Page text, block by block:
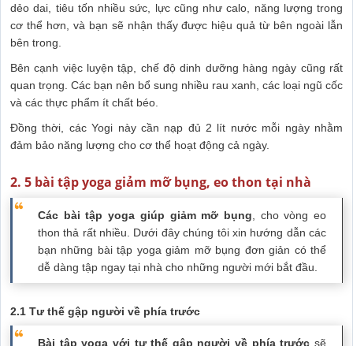
dẻo dai, tiêu tốn nhiều sức, lực cũng như calo, năng lượng trong
cơ thể hơn, và bạn sẽ nhận thấy được hiệu quả từ bên ngoài lẫn
bên trong.
Bên cạnh việc luyện tập, chế độ dinh dưỡng hàng ngày cũng rất
quan trọng. Các bạn nên bổ sung nhiều rau xanh, các loại ngũ cốc
và các thực phẩm ít chất béo.
Đồng thời, các Yogi này cần nạp đủ 2 lít nước mỗi ngày nhằm
đảm bảo năng lượng cho cơ thể hoạt động cả ngày.
2. 5 bài tập yoga giảm mỡ bụng, eo thon tại nhà
Các bài tập yoga giúp giảm mỡ bụng , cho vòng eo
thon thả rất nhiều. Dưới đây chúng tôi xin hướng dẫn các
bạn những bài tập yoga giảm mỡ bụng đơn giản có thể
dễ dàng tập ngay tại nhà cho những người mới bắt đầu.
2.1 Tư thế gập người về phía trước
Bài tập yoga với tư thế gập người về phía trước sẽ